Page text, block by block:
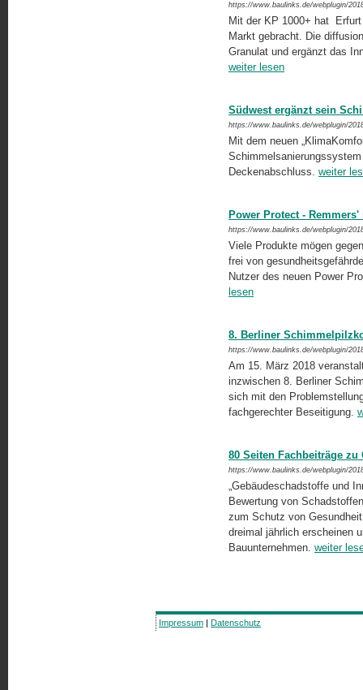
https://www.baulinks.de/webplugin/
Mit der KP 1000+ hat
Markt gebracht. Die
Granulat und ergänzt das
weiter lesen
Südwest ergänzt sein
https://www.baulinks.de/webplugin/
Mit dem neuen
Deckenabschluss. weiter
Power Protect -
https://www.baulinks.de/webplugin/
Viele Produkte mögen
frei von
Nutzer des neuen Power
lesen
8. Berliner
https://www.baulinks.de/webplugin/
Am 15. März 2018
inzwischen 8. Berliner
sich mit den
fachgerechter Beseitigung.
80 Seiten Fachbeiträge
https://www.baulinks.de/webplugin/
„Gebäudeschadstoffe und
Bewertung von
zum Schutz von
dreimal jährlich erscheinen
Bauunternehmen. weiter
Impressum | Datenschutz